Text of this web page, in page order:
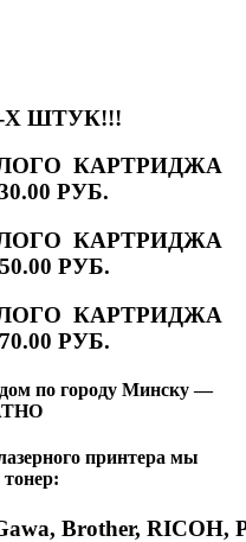
Х ШТУК!!!
КАРТРИДЖА
РУБ.
КАРТРИДЖА
РУБ.
КАРТРИДЖА
РУБ.
по городу Минску —
принтера мы
тонер:
, Brother, RICOH,